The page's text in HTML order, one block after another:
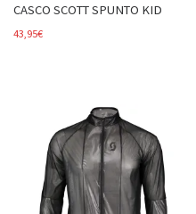
CASCO SCOTT SPUNTO KID
43,95€